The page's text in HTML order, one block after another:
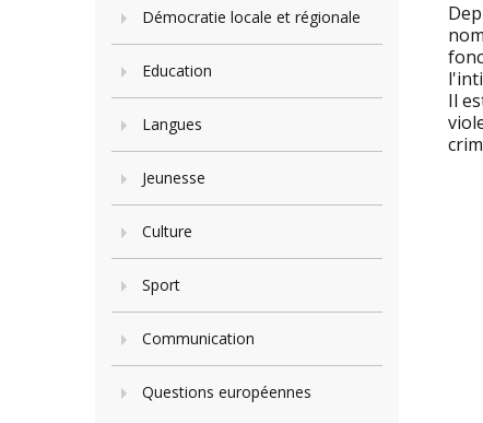
Démocratie locale et régionale
Education
Langues
Jeunesse
Culture
Sport
Communication
Questions européennes
Il